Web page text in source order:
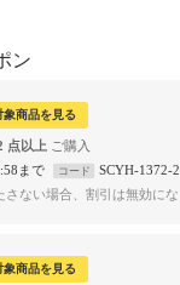
ン
象商品を見る
点以上
まで コード
SCYH-1372-
ない場合、割引は無効にな
象商品を見る